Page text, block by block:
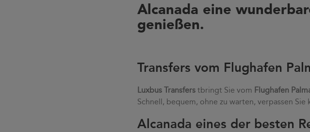
Alcanada eine
genießen.
Transfers vom Flughafen
Luxbus Transfers tbringt Sie vom Flughafen
Schnell, bequem, ohne zu warten, verpassen Sie
Alcanada eines der besten